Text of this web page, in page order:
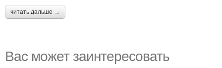
читать дальше →
Вас может заинтересовать